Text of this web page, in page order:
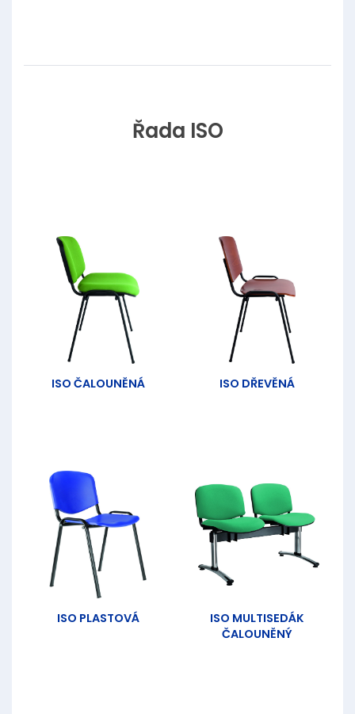
Řada ISO
ISO ČALOUNĚNÁ ISO DŘEVĚNÁ
ISO PLASTOVÁ
ISO MULTISEDÁK
ČALOUNĚNÝ